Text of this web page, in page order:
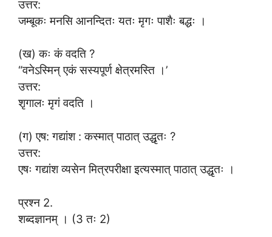
उत्तर:
जम्बूकः मनसि आनन्दितः यतः मृगः पाशैः बद्धः ।
(ख) कः कं वदति ?
“वनेऽस्मिन् एकं सस्यपूर्ण क्षेत्रमस्ति ।’
उत्तर:
शृगालः मृगं वदति ।
(ग) एष: गद्यांश : कस्मात् पाठात् उद्धृतः ?
उत्तर:
एषः गद्यांश व्यसेन मित्रपरीक्षा इत्यस्मात् पाठात् उद्धृतः ।
प्रश्न 2.
शब्दज्ञानम् । (3 तः 2)